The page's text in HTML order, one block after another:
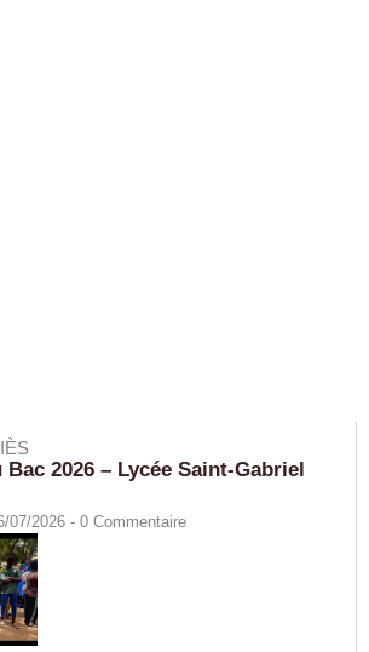
2026 – Lycée Saint-Gabriel
07/2026 - 0 Commentaire